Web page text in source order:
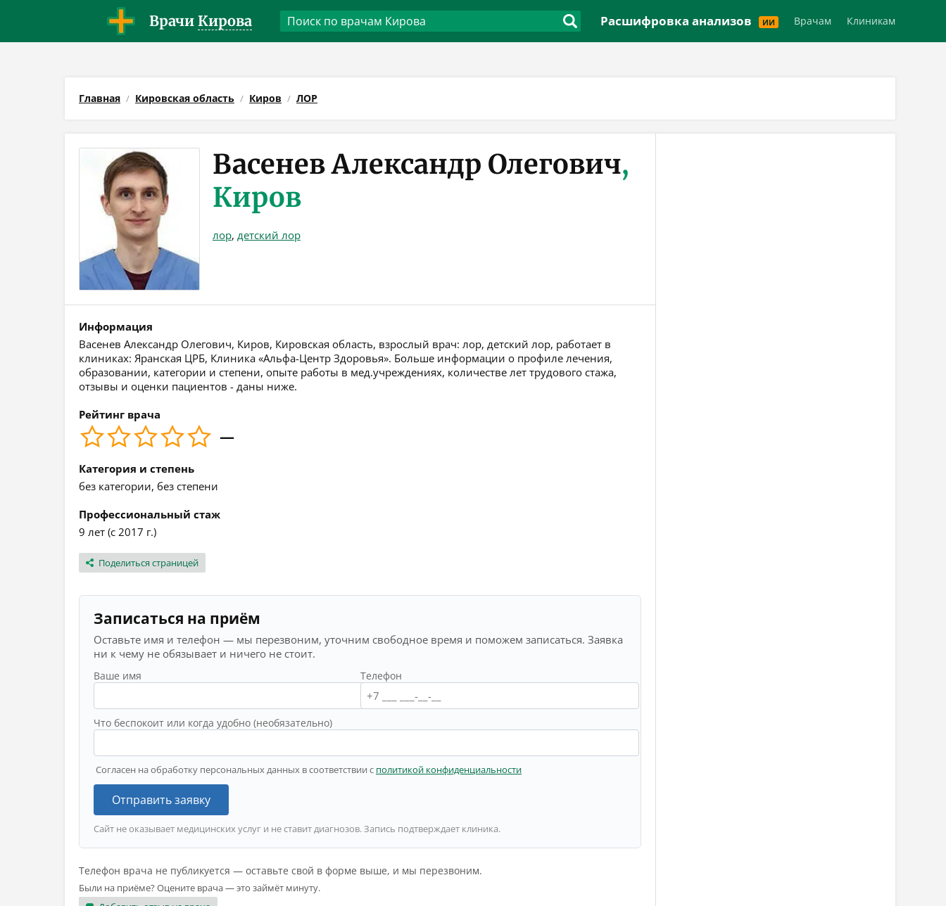
Врачи Кирова Расшифровка анализов ИИ Врачам Клиникам
Главная Кировская область Киров ЛОР
Васенев Александр Олегович,
Киров
лор, детский лор
Информация
Васенев Александр Олегович, Киров, Кировская область, взрослый врач: лор, детский лор, работает в
клиниках: Яранская ЦРБ, Клиника «Альфа-Центр Здоровья». Больше информации о профиле лечения,
образовании, категории и степени, опыте работы в мед.учреждениях, количестве лет трудового стажа,
отзывы и оценки пациентов - даны ниже.
Рейтинг врача
—
Категория и степень
без категории, без степени
Профессиональный стаж
9 лет (с 2017 г.)
Поделиться страницей
Записаться на приём
Оставьте имя и телефон — мы перезвоним, уточним свободное время и поможем записаться. Заявка
ни к чему не обязывает и ничего не стоит.
Ваше имя Телефон
Что беспокоит или когда удобно (необязательно)
Согласен на обработку персональных данных в соответствии с политикой конфиденциальности
Отправить заявку
Сайт не оказывает медицинских услуг и не ставит диагнозов. Запись подтверждает клиника.
Телефон врача не публикуется — оставьте свой в форме выше, и мы перезвоним.
Были на приёме? Оцените врача — это займёт минуту.